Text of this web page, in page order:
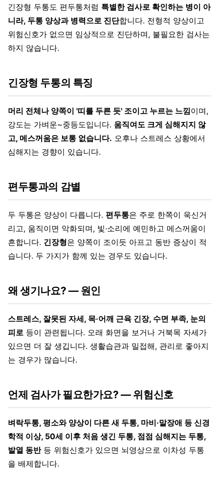
긴장형 두통도 편두통처럼 특별한 검사로 확인하는 병이 아
니라, 두통 양상과 병력으로 진단합니다. 전형적 양상이고
위험신호가 없으면 임상적으로 진단하며, 불필요한 검사는
하지 않습니다.
긴장형 두통의 특징
머리 전체나 양쪽이 '띠를 두른 듯' 조이고 누르는 느낌이며,
강도는 가벼운~중등도입니다. 움직여도 크게 심해지지 않
고, 메스꺼움은 보통 없습니다. 오후나 스트레스 상황에서
심해지는 경향이 있습니다.
편두통과의 감별
두 두통은 양상이 다릅니다. 편두통은 주로 한쪽이 욱신거
리고, 움직이면 악화되며, 빛·소리에 예민하고 메스꺼움이
흔합니다. 긴장형은 양쪽이 조이듯 아프고 동반 증상이 적
습니다. 두 가지가 함께 있는 경우도 있습니다.
왜 생기나요? — 원인
스트레스, 잘못된 자세, 목·어깨 근육 긴장, 수면 부족, 눈의
피로 등이 관련됩니다. 오래 화면을 보거나 거북목 자세가
있으면 더 잘 생깁니다. 생활습관과 밀접해, 관리로 좋아지
는 경우가 많습니다.
언제 검사가 필요한가요? — 위험신호
벼락두통, 평소와 양상이 다른 새 두통, 마비·말장애 등 신경
학적 이상, 50세 이후 처음 생긴 두통, 점점 심해지는 두통,
발열 동반등 위험신호가 있으면 뇌영상으로 이차성 두통
을 배제합니다.